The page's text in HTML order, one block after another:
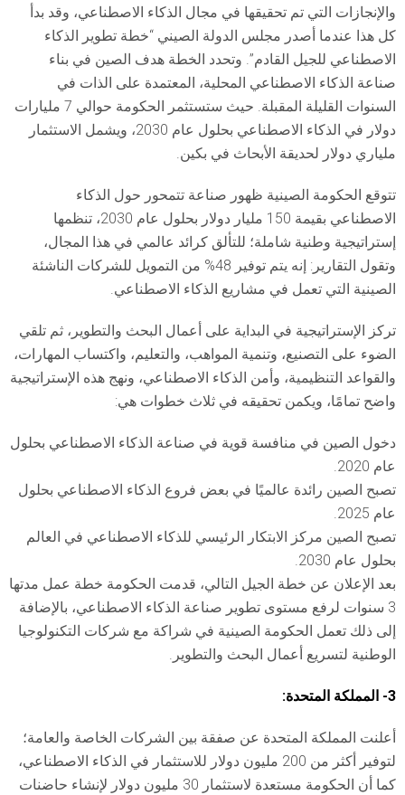
والإنجازات التي تم تحقيقها في مجال الذكاء الاصطناعي، وقد بدأ
كل هذا عندما أصدر مجلس الدولة الصيني “خطة تطوير الذكاء
الاصطناعي للجيل القادم”. وتحدد الخطة هدف الصين في بناء
صناعة الذكاء الاصطناعي المحلية، المعتمدة على الذات في
السنوات القليلة المقبلة. حيث ستستثمر الحكومة حوالي 7 مليارات
دولار في الذكاء الاصطناعي بحلول عام 2030، ويشمل الاستثمار
ملياري دولار لحديقة الأبحاث في بكين.
تتوقع الحكومة الصينية ظهور صناعة تتمحور حول الذكاء
الاصطناعي بقيمة 150 مليار دولار بحلول عام 2030، تنظمها
إستراتيجية وطنية شاملة؛ للتألق كرائد عالمي في هذا المجال،
وتقول التقارير: إنه يتم توفير 48% من التمويل للشركات الناشئة
الصينية التي تعمل في مشاريع الذكاء الاصطناعي.
تركز الإستراتيجية في البداية على أعمال البحث والتطوير، ثم تلقي
الضوء على التصنيع، وتنمية المواهب، والتعليم، واكتساب المهارات،
والقواعد التنظيمية، وأمن الذكاء الاصطناعي، ونهج هذه الإستراتيجية
واضح تمامًا، ويكمن تحقيقه في ثلاث خطوات هي:
دخول الصين في منافسة قوية في صناعة الذكاء الاصطناعي بحلول
عام 2020.
تصبح الصين رائدة عالميًا في بعض فروع الذكاء الاصطناعي بحلول
عام 2025.
تصبح الصين مركز الابتكار الرئيسي للذكاء الاصطناعي في العالم
بحلول عام 2030.
بعد الإعلان عن خطة الجيل التالي، قدمت الحكومة خطة عمل مدتها
3 سنوات لرفع مستوى تطوير صناعة الذكاء الاصطناعي، بالإضافة
إلى ذلك تعمل الحكومة الصينية في شراكة مع شركات التكنولوجيا
الوطنية لتسريع أعمال البحث والتطوير.
3- المملكة المتحدة:
أعلنت المملكة المتحدة عن صفقة بين الشركات الخاصة والعامة؛
لتوفير أكثر من 200 مليون دولار للاستثمار في الذكاء الاصطناعي،
كما أن الحكومة مستعدة لاستثمار 30 مليون دولار لإنشاء حاضنات